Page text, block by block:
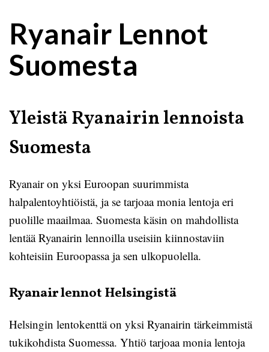
Ryanair Lennot
Suomesta
Yleistä Ryanairin lennoista
Suomesta
Ryanair on yksi Euroopan suurimmista
halpalentoyhtiöistä, ja se tarjoaa monia lentoja eri
puolille maailmaa. Suomesta käsin on mahdollista
lentää Ryanairin lennoilla useisiin kiinnostaviin
kohteisiin Euroopassa ja sen ulkopuolella.
Ryanair lennot Helsingistä
Helsingin lentokenttä on yksi Ryanairin tärkeimmistä
tukikohdista Suomessa. Yhtiö tarjoaa monia lentoja